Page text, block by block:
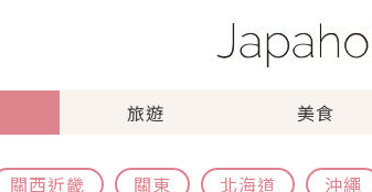
旅遊 美食
關西近畿 關東 北海道 沖繩